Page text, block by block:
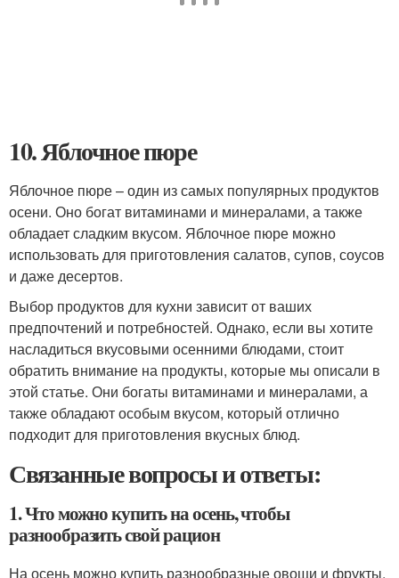
10. Яблочное пюре
Яблочное пюре – один из самых популярных продуктов
осени. Оно богат витаминами и минералами, а также
обладает сладким вкусом. Яблочное пюре можно
использовать для приготовления салатов, супов, соусов
и даже десертов.
Выбор продуктов для кухни зависит от ваших
предпочтений и потребностей. Однако, если вы хотите
насладиться вкусовыми осенними блюдами, стоит
обратить внимание на продукты, которые мы описали в
этой статье. Они богаты витаминами и минералами, а
также обладают особым вкусом, который отлично
подходит для приготовления вкусных блюд.
Связанные вопросы и ответы:
1. Что можно купить на осень, чтобы
разнообразить свой рацион
На осень можно купить разнообразные овощи и фрукты,